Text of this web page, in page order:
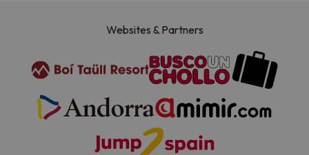
Websites & Partners